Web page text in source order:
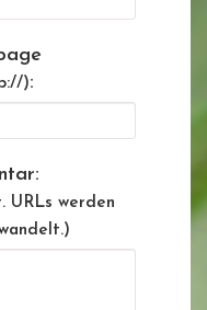
):
URLs werden